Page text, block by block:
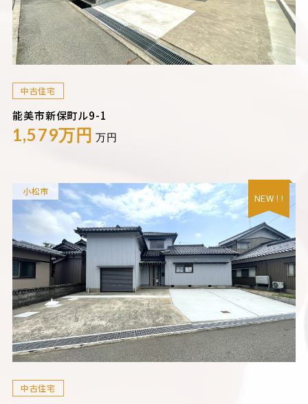
中古住宅
能美市新保町ル9-1
1,579万円 万円
小松市
NEW ! !
中古住宅